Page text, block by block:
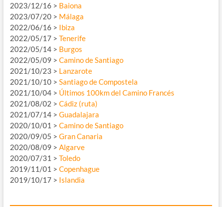
2023/12/16 > Baiona
2023/07/20 > Málaga
2022/06/16 > Ibiza
2022/05/17 > Tenerife
2022/05/14 > Burgos
2022/05/09 > Camino de Santiago
2021/10/23 > Lanzarote
2021/10/10 > Santiago de Compostela
2021/10/04 > Últimos 100km del Camino Francés
2021/08/02 > Cádiz (ruta)
2021/07/14 > Guadalajara
2020/10/01 > Camino de Santiago
2020/09/05 > Gran Canaria
2020/08/09 > Algarve
2020/07/31 > Toledo
2019/11/01 > Copenhague
2019/10/17 > Islandia